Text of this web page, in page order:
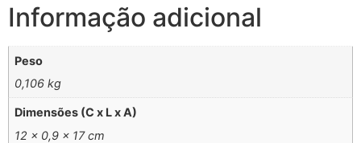
Informação adicional
Peso
0,106 kg
Dimensões (C x L x A)
12 × 0,9 × 17 cm